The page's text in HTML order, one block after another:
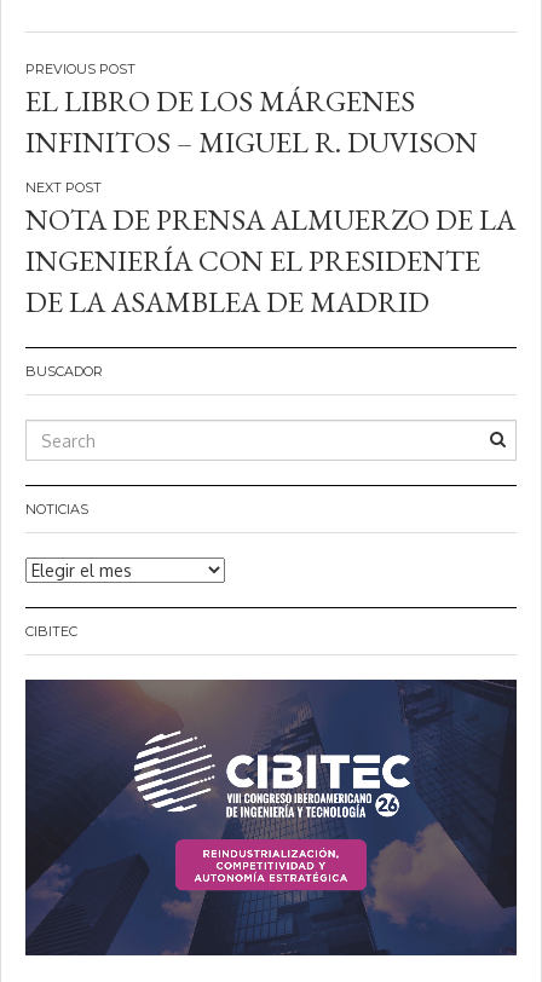
Navegación
de
entradas
EL LIBRO DE LOS MÁRGENES
INFINITOS – MIGUEL R. DUVISON
NOTA DE PRENSA ALMUERZO DE LA
INGENIERÍA CON EL PRESIDENTE
DE LA ASAMBLEA DE MADRID
BUSCADOR
NOTICIAS
Noticias
CIBITEC